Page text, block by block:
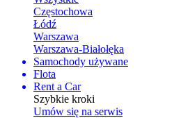
Częstochowa
Łódź
Warszawa
Warszawa-Białołęka
Samochody używane
Flota
Rent a Car
Szybkie kroki
Umów się na serwis